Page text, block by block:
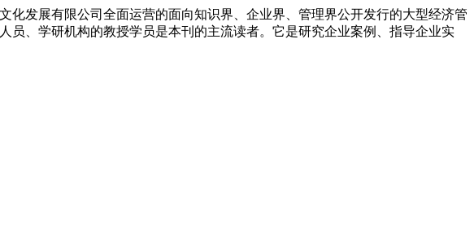
化发展有限公司全面运营的面向知识界、企业界、管理界公开发行的大型经济管
、学研机构的教授学员是本刊的主流读者。它是研究企业案例、指导企业实